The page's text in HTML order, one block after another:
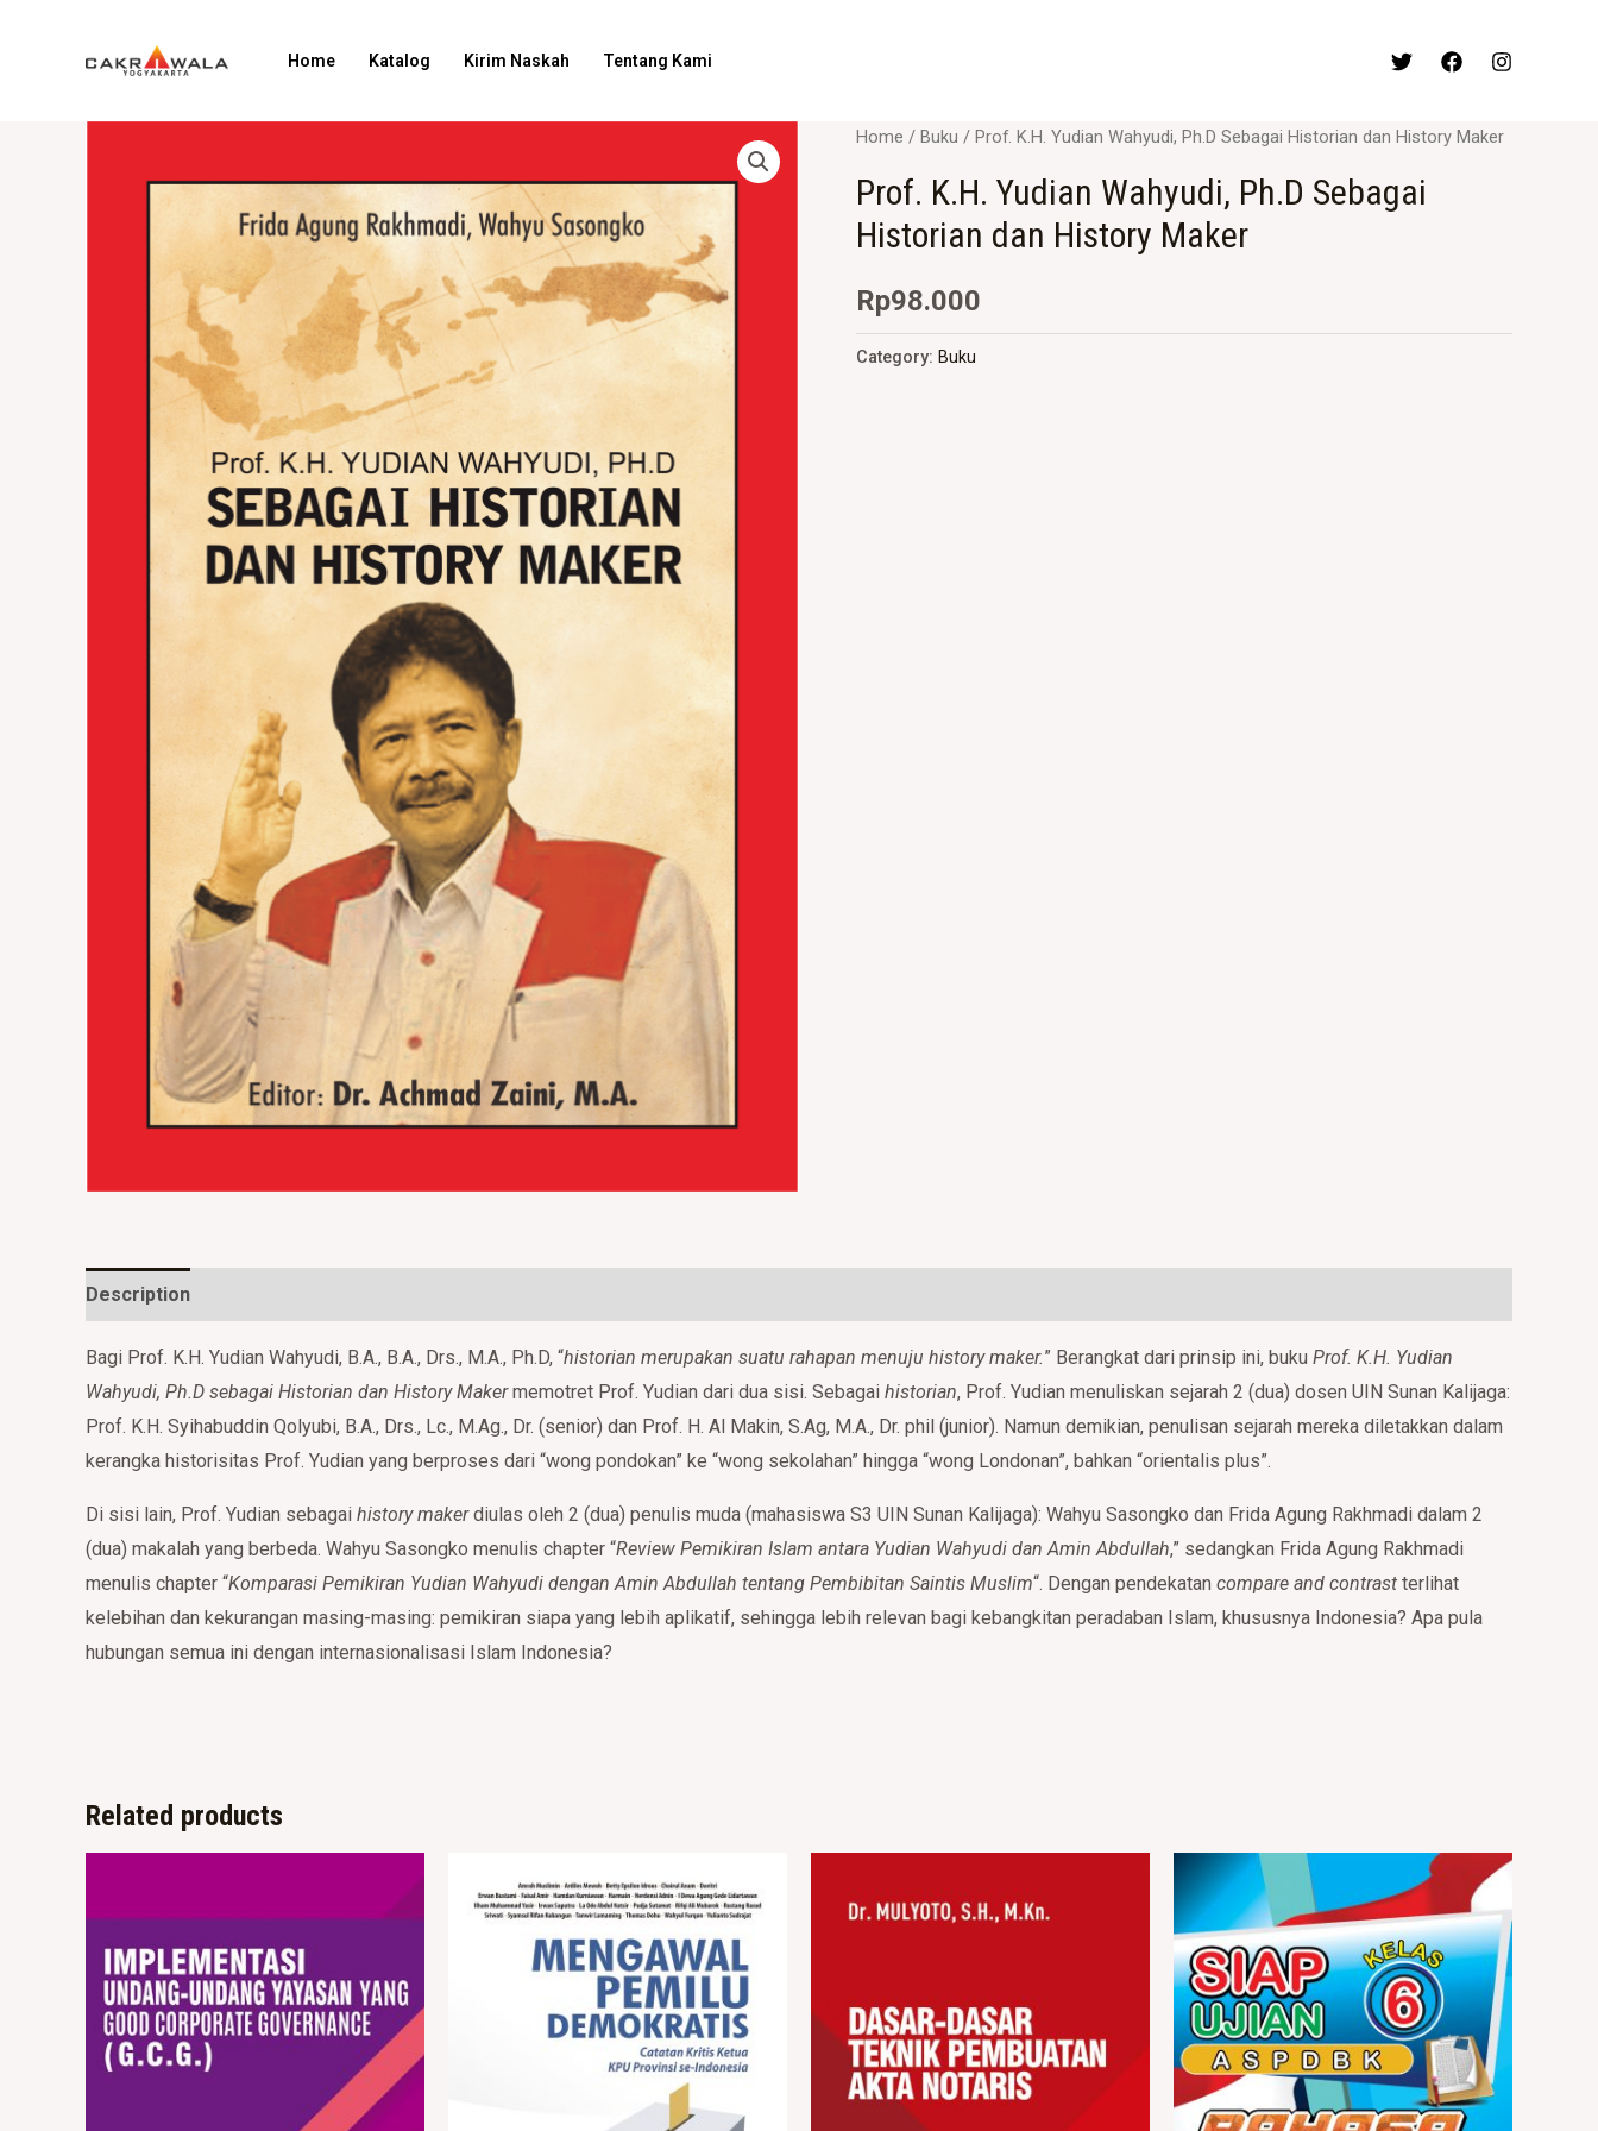
Home Katalog Kirim Naskah Tentang Kami
Home / Buku / Prof. K.H. Yudian Wahyudi, Ph.D Sebagai Historian dan History Maker
Prof. K.H. Yudian Wahyudi, Ph.D Sebagai
Historian dan History Maker
Rp98.000
Category: Buku
Description
Bagi Prof. K.H. Yudian Wahyudi, B.A., B.A., Drs., M.A., Ph.D, “historian merupakan suatu rahapan menuju history maker.” Berangkat dari prinsip ini, buku Prof. K.H. Yudian
Wahyudi, Ph.D sebagai Historian dan History Makermemotret Prof. Yudian dari dua sisi. Sebagai historian, Prof. Yudian menuliskan sejarah 2 (dua) dosen UIN Sunan Kalijaga:
Prof. K.H. Syihabuddin Qolyubi, B.A., Drs., Lc., M.Ag., Dr. (senior) dan Prof. H. Al Makin, S.Ag, M.A., Dr. phil (junior). Namun demikian, penulisan sejarah mereka diletakkan dalam
kerangka historisitas Prof. Yudian yang berproses dari “wong pondokan” ke “wong sekolahan” hingga “wong Londonan”, bahkan “orientalis plus”.
Di sisi lain, Prof. Yudian sebagai history makerdiulas oleh 2 (dua) penulis muda (mahasiswa S3 UIN Sunan Kalijaga): Wahyu Sasongko dan Frida Agung Rakhmadi dalam 2
(dua) makalah yang berbeda. Wahyu Sasongko menulis chapter “Review Pemikiran Islam antara Yudian Wahyudi dan Amin Abdullah,” sedangkan Frida Agung Rakhmadi
menulis chapter “Komparasi Pemikiran Yudian Wahyudi dengan Amin Abdullah tentang Pembibitan Saintis Muslim“. Dengan pendekatan compare and contrast terlihat
kelebihan dan kekurangan masing-masing: pemikiran siapa yang lebih aplikatif, sehingga lebih relevan bagi kebangkitan peradaban Islam, khususnya Indonesia? Apa pula
hubungan semua ini dengan internasionalisasi Islam Indonesia?
Related products